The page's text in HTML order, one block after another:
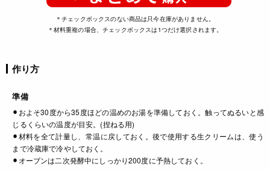
＊チェックボックスのない商品は只今在庫がありません。
＊材料重複の場合、チェックボックスは1つだけ選択されます。
作り方
準備
⚫︎およそ30度から35度ほどの温めのお湯を準備しておく。触ってぬるいと感
じるくらいの温度が目安。(捏ねる用)
⚫︎材料を全て計量し、常温に戻しておく。後で使用する生クリームは、使う
まで冷蔵庫で冷やしておく。
⚫︎オーブンは二次発酵中にしっかり200度に予熱しておく。